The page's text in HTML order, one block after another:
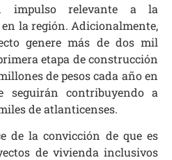
impulso relevante a la
la región. Adicionalmente,
genere más de dos mil
etapa de construcción
de pesos cada año en
seguirán contribuyendo a
de atlanticenses.
de la convicción de que es
de vivienda inclusivos